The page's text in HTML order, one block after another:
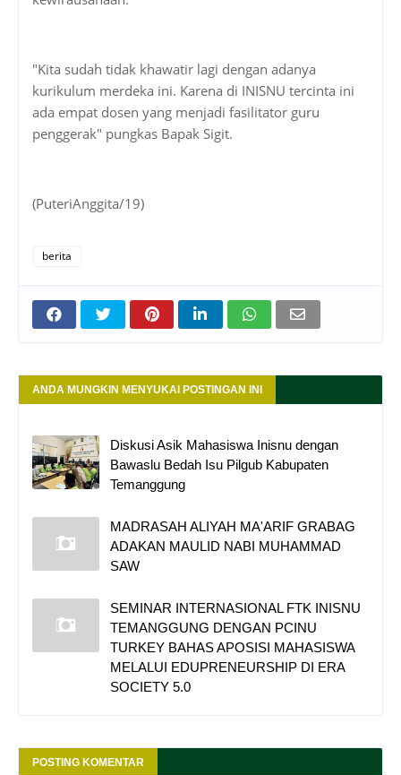
"Kita sudah tidak khawatir lagi dengan adanya
kurikulum merdeka ini. Karena di INISNU tercinta ini
ada empat dosen yang menjadi fasilitator guru
penggerak" pungkas Bapak Sigit.
(PuteriAnggita/19)
berita
ANDA MUNGKIN MENYUKAI POSTINGAN INI
Diskusi Asik Mahasiswa Inisnu dengan
Bawaslu Bedah Isu Pilgub Kabupaten
Temanggung
MADRASAH ALIYAH MA'ARIF GRABAG
ADAKAN MAULID NABI MUHAMMAD
SAW
SEMINAR INTERNASIONAL FTK INISNU
TEMANGGUNG DENGAN PCINU
TURKEY BAHAS APOSISI MAHASISWA
MELALUI EDUPRENEURSHIP DI ERA
SOCIETY 5.0
POSTING KOMENTAR